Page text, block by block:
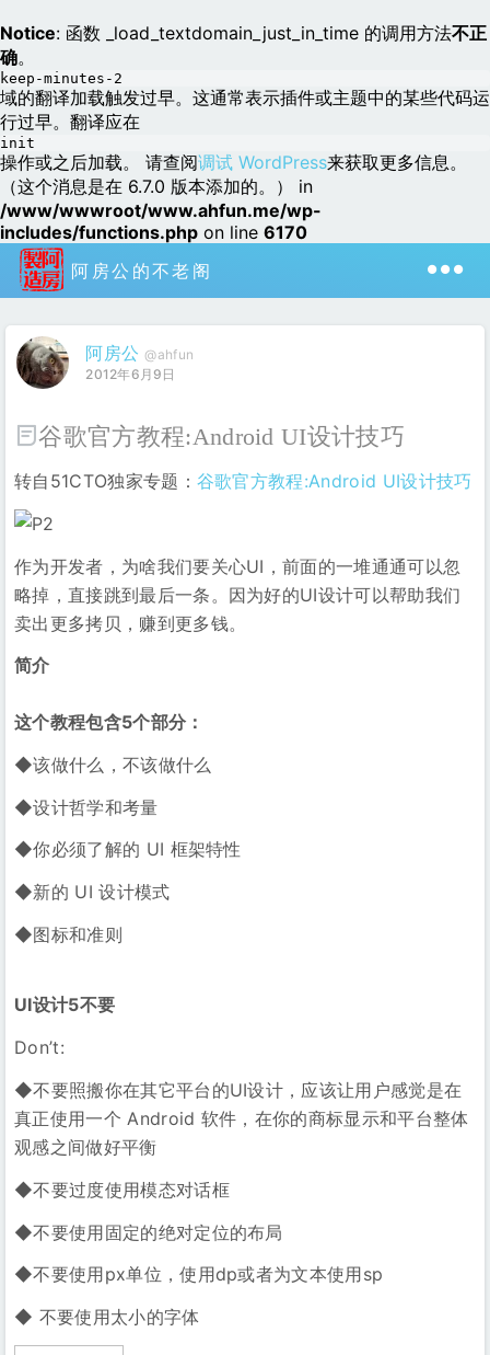
Notice: 函数 _load_textdomain_just_in_time 的调用方法不正
确。
keep-minutes-2
域的翻译加载触发过早。这通常表示插件或主题中的某些代码运
行过早。翻译应在
init
操作或之后加载。 请查阅调试 WordPress来获取更多信息。
（这个消息是在 6.7.0 版本添加的。） in
/www/wwwroot/www.ahfun.me/wp-
includes/functions.php on line 6170
阿房公的不老阁
阿房公 @ahfun
2012年6月9日
谷歌官方教程:Android UI设计技巧
转自51CTO独家专题： 谷歌官方教程:Android UI设计技巧
作为开发者，为啥我们要关心UI，前面的一堆通通可以忽
略掉，直接跳到最后一条。因为好的UI设计可以帮助我们
卖出更多拷贝，赚到更多钱。
简介
这个教程包含5个部分：
◆该做什么，不该做什么
◆设计哲学和考量
◆你必须了解的 UI 框架特性
◆新的 UI 设计模式
◆图标和准则
UI设计5不要
Don’t:
◆不要照搬你在其它平台的UI设计，应该让用户感觉是在
真正使用一个 Android 软件，在你的商标显示和平台整体
观感之间做好平衡
◆不要过度使用模态对话框
◆不要使用固定的绝对定位的布局
◆不要使用px单位，使用dp或者为文本使用sp
◆ 不要使用太小的字体